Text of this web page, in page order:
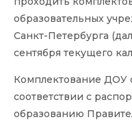
образовательных
Санкт-Петербурга
сентября текущего
Комплектование ДОУ
соответствии с
образованию